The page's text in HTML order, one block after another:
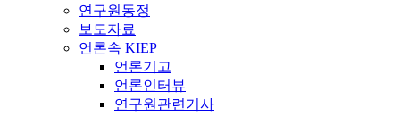
연구원동정
보도자료
언론속 KIEP
언론기고
언론인터뷰
연구원관련기사